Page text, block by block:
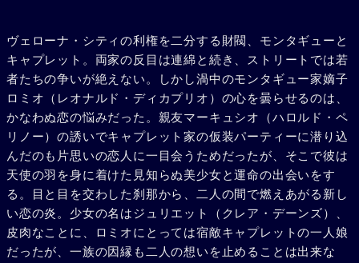
ヴェローナ・シティの利権を二分する財閥、モンタギューと
キャプレット。両家の反目は連綿と続き、ストリートでは若
者たちの争いが絶えない。しかし渦中のモンタギュー家嫡子
ロミオ（レオナルド・ディカプリオ）の心を曇らせるのは、
かなわぬ恋の悩みだった。親友マーキュシオ（ハロルド・ペ
リノー）の誘いでキャプレット家の仮装パーティーに潜り込
んだのも片思いの恋人に一目会うためだったが、そこで彼は
天使の羽を身に着けた見知らぬ美少女と運命の出会いをす
る。目と目を交わした刹那から、二人の間で燃えあがる新し
い恋の炎。少女の名はジュリエット（クレア・デーンズ）、
皮肉なことに、ロミオにとっては宿敵キャプレットの一人娘
だったが、一族の因縁も二人の想いを止めることは出来な